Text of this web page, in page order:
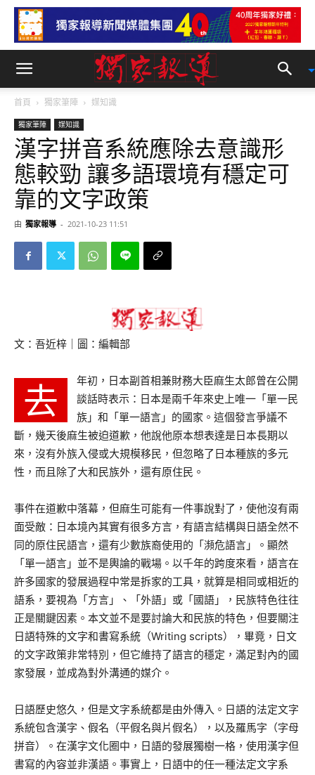
首頁 獨家筆陣 媒知識
獨家筆陣 媒知識
漢字拼音系統應除去意識形
態較勁 讓多語環境有穩定可
靠的文字政策
由 獨家報導 - 2021-10-23 11:51
文：吾近梓｜圖：編輯部
去
年初，日本副首相兼財務大臣麻生太郎曾在公開
談話時表示：日本是兩千年來史上唯一「單一民
族」和「單一語言」的國家。這個發言爭議不
斷，幾天後麻生被迫道歉，他說他原本想表達是日本長期以
來，沒有外族入侵或大規模移民，但忽略了日本種族的多元
性，而且除了大和民族外，還有原住民。
事件在道歉中落幕，但麻生可能有一件事說對了，使他沒有兩
面受敵：日本境內其實有很多方言，有語言結構與日語全然不
同的原住民語言，還有少數族裔使用的「瀕危語言」。顯然
「單一語言」並不是輿論的戰場。以千年的跨度來看，語言在
許多國家的發展過程中常是拆家的工具，就算是相同或相近的
語系，要視為「方言」、「外語」或「國語」，民族特色往往
正是關鍵因素。本文並不是要討論大和民族的特色，但要關注
日語特殊的文字和書寫系統（Writing scripts），畢竟，日文
的文字政策非常特別，但它維持了語言的穩定，滿足對內的國
家發展，並成為對外溝通的媒介。
日語歷史悠久，但是文字系統都是由外傳入。日語的法定文字
系統包含漢字、假名（平假名與片假名），以及羅馬字（字母
拼音）。在漢字文化圈中，日語的發展獨樹一格，使用漢字但
書寫的內容並非漢語。事實上，日語中的任一種法定文字系